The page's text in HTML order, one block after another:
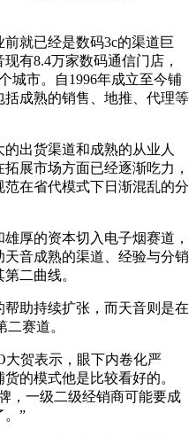
就已经是数码3c的渠道巨
有8.4万家数码通信门店，
城市。自1996年成立至今铺
成熟的销售、地推、代理等
出货渠道和成熟的从业人
展市场方面已经逐渐吃力，
在省代模式下日渐混乱的分
厚的资本切入电子烟赛道，
音成熟的渠道、经验与分销
二曲线。
助持续扩张，而天音则是在
赛道。
大贺表示，眼下内卷化严
的模式他是比较看好的。
，一级二级经销商可能要成
。”